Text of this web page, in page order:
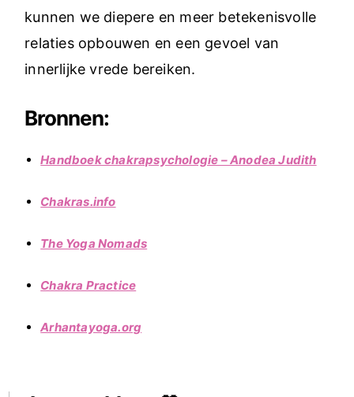
kunnen we diepere en meer betekenisvolle
relaties opbouwen en een gevoel van
innerlijke vrede bereiken.
Bronnen:
Handboek chakrapsychologie – Anodea Judith
Chakras.info
The Yoga Nomads
Chakra Practice
Arhantayoga.org